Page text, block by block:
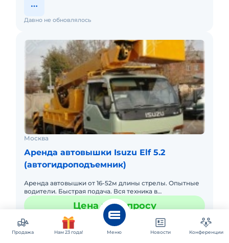
Давно не обновлялось
Москва
Аренда автовышки Isuzu Elf 5.2
(автогидроподъемник)
Аренда автовышки от 16-52м длины стрелы. Опытные
водители. Быстрая подача. Вся техника в
собственности. Имеется пропуск в центр Москвы, ТТК,
СК . нал/безнал фЦена по запросу
Заказать Обратный звонок
Продажа Нам 23 года! Меню Новости Конференции